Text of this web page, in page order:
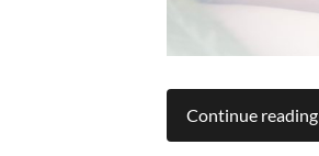
Continue reading